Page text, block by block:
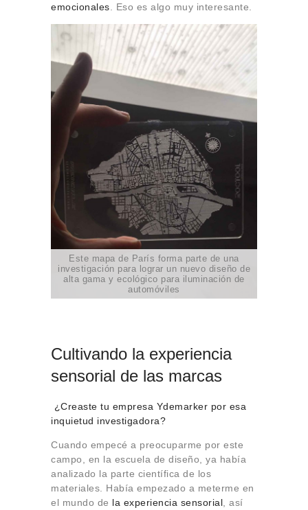
emocionales . Eso es algo muy interesante.
Este mapa de París forma parte de una
investigación para lograr un nuevo diseño de
alta gama y ecológico para iluminación de
automóviles
Cultivando la experiencia
sensorial de las marcas
¿Creaste tu empresa Ydemarker por esa
inquietud investigadora?
Cuando empecé a preocuparme por este
campo, en la escuela de diseño, ya había
analizado la parte científica de los
materiales. Había empezado a meterme en
el mundo de la experiencia sensorial , así